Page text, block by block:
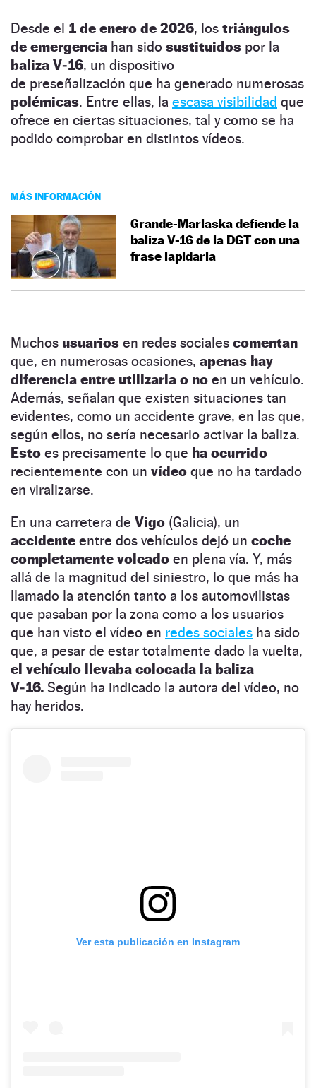
Desde el 1 de enero de 2026, los triángulos
de emergencia han sido sustituidos por la
baliza V‑16, un dispositivo
de preseñalización que ha generado numerosas
polémicas. Entre ellas, la escasa visibilidad que
ofrece en ciertas situaciones, tal y como se ha
podido comprobar en distintos vídeos.
MÁS INFORMACIÓN
Grande-Marlaska defiende la
baliza V-16 de la DGT con una
frase lapidaria
Muchos usuarios en redes sociales comentan
que, en numerosas ocasiones, apenas hay
diferencia entre utilizarla o no en un vehículo.
Además, señalan que existen situaciones tan
evidentes, como un accidente grave, en las que,
según ellos, no sería necesario activar la baliza.
Esto es precisamente lo que ha ocurrido
recientemente con un vídeo que no ha tardado
en viralizarse.
En una carretera de Vigo (Galicia), un
accidente entre dos vehículos dejó un coche
completamente volcado en plena vía. Y, más
allá de la magnitud del siniestro, lo que más ha
llamado la atención tanto a los automovilistas
que pasaban por la zona como a los usuarios
que han visto el vídeo en redes sociales ha sido
que, a pesar de estar totalmente dado la vuelta,
el vehículo llevaba colocada la baliza
V‑16. Según ha indicado la autora del vídeo, no
hay heridos.
Ver esta publicación en Instagram